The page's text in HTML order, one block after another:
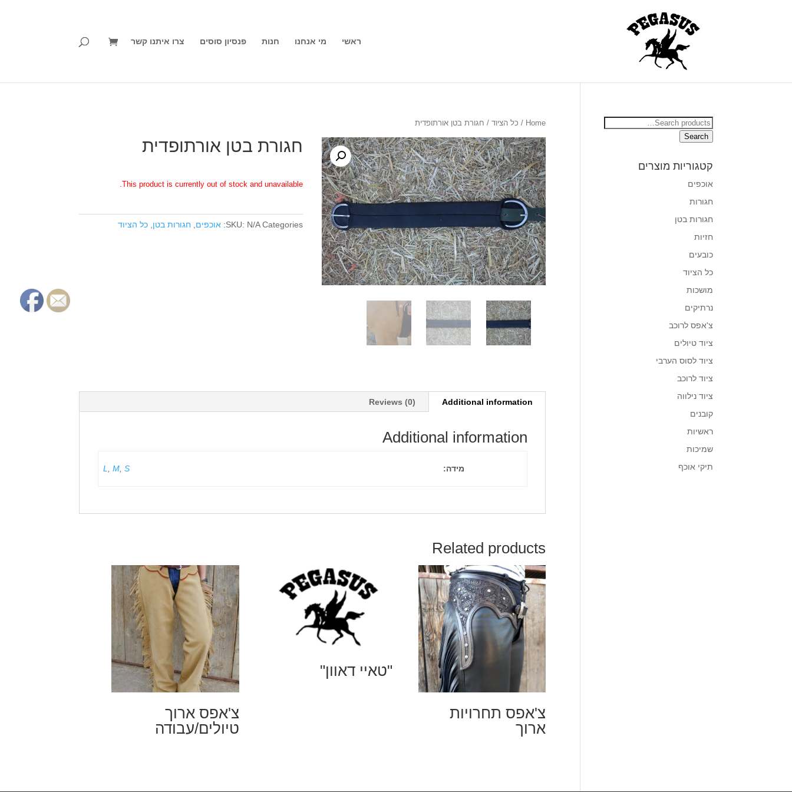
ראשי מי אנחנו חנות פנסיון סוסים צרו איתנו קשר
Home
/ כל הציוד/ חגורת בטן אורתופדית
חגורת בטן אורתופדית
This product is currently out of stock and unavailable.
SKU: N/A Categories: אוכפים חגורות בטן כל הציוד
Additional information
Reviews (0)
Additional information
מידה: L ,M ,S
Related products
צ'אפס תחרויות
ארוך
"טאיי דאוון"
צ'אפס ארוך
טיולים/עבודה
Search
for:
Search
קטגוריות מוצרים
אוכפים
חגורות
חגורות בטן
חזיות
כובעים
כל הציוד
מושכות
נרתיקים
צ'אפס לרוכב
ציוד טיולים
ציוד לסוס הערבי
ציוד לרוכב
ציוד נילווה
קובנים
ראשיות
שמיכות
תיקי אוכף